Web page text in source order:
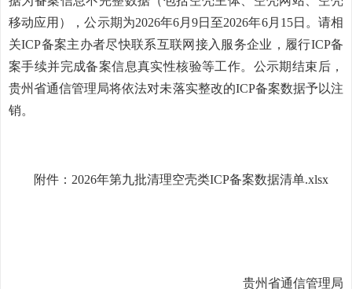
移动应用），公示期为2026年6月9日至2026年6月15日。请相
关ICP备案主办者尽快联系互联网接入服务企业，履行ICP备
案手续并完成备案信息真实性核验等工作。公示期结束后，
贵州省通信管理局将依法对未落实整改的ICP备案数据予以注
销。
附件：2026年第九批清理空壳类ICP备案数据清单.xlsx
贵州省通信管理局